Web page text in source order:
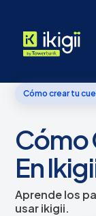
Cómo crear tu
Cómo
En
Aprende los
usar ikigii.